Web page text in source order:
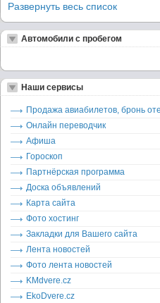
Развернуть весь список
Автомобили с пробегом
Наши сервисы
Продажа авиабилетов, бронь
Онлайн переводчик
Афиша
Гороскоп
Партнёрская программа
Доска объявлений
Карта сайта
Фото хостинг
Закладки для Вашего сайта
Лента новостей
Фото лента новостей
KMdvere.cz
EkoDvere.cz